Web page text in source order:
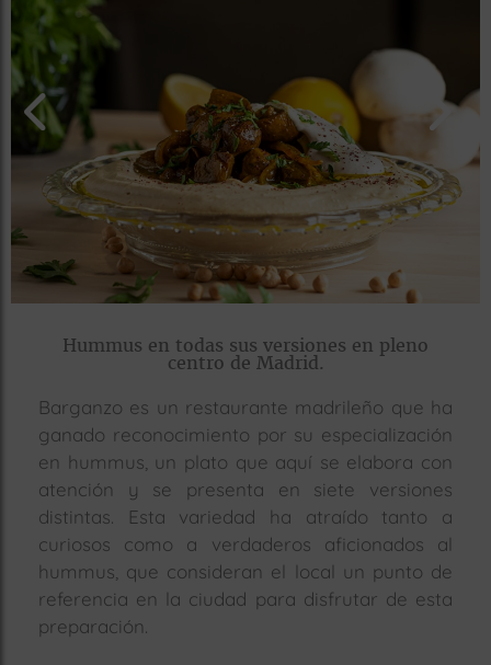
Hummus en todas sus versiones en pleno
centro de Madrid.
Barganzo es un restaurante madrileño que ha
ganado reconocimiento por su especialización
en hummus, un plato que aquí se elabora con
atención y se presenta en siete versiones
distintas. Esta variedad ha atraído tanto a
curiosos como a verdaderos aficionados al
hummus, que consideran el local un punto de
referencia en la ciudad para disfrutar de esta
preparación.